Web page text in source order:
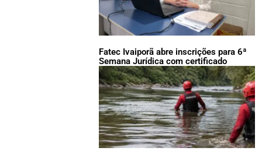
Fatec Ivaiporã abre inscrições para 6ª
Semana Jurídica com certificado